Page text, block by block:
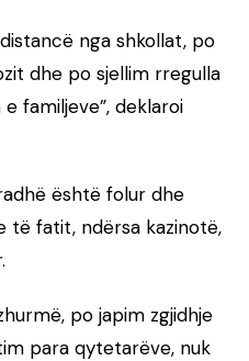
nga shkollat, po
dhe po sjellim rregulla
familjeve”, deklaroi
është folur dhe
të fatit, ndërsa kazinotë,
po japim zgjidhje
para qytetarëve, nuk